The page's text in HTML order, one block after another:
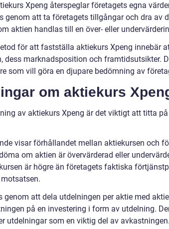
Xpeng återspeglar företagets egna
genom att ta företagets tillgångar och dra av
aktien handlas till en över- eller
för att fastställa aktiekurs Xpeng innebär
dess marknadsposition och framtidsutsikter.
som vill göra en djupare bedömning av
om aktiekurs
av aktiekurs Xpeng är det viktigt att titta
visar förhållandet mellan aktiekursen och
om aktien är övervärderad eller
är högre än företagets faktiska
att dela utdelningen per aktie med
på en investering i form av utdelning.
utdelningar som en viktig del av avkastningen.